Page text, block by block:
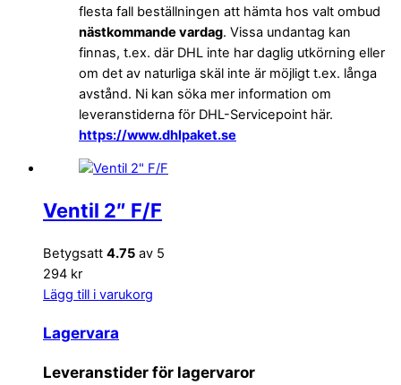
flesta fall beställningen att hämta hos valt ombud
nästkommande vardag. Vissa undantag kan
finnas, t.ex. där DHL inte har daglig utkörning eller
om det av naturliga skäl inte är möjligt t.ex. långa
avstånd. Ni kan söka mer information om
leveranstiderna för DHL-Servicepoint här.
https://www.dhlpaket.se
Ventil 2″ F/F
Betygsatt 4.75 av 5
294 kr
Lägg till i varukorg
Lagervara
Leveranstider för lagervaror